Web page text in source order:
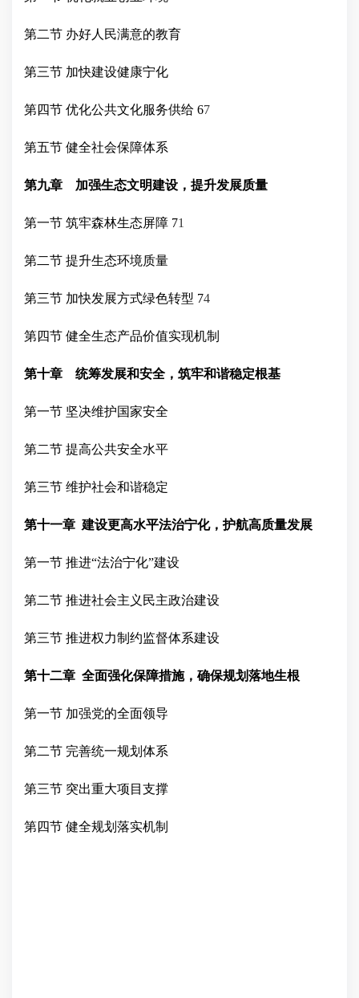
第二节 办好人民满意的教育
第三节 加快建设健康宁化
第四节 优化公共文化服务供给 67
第五节 健全社会保障体系
第九章 加强生态文明建设，提升发展质量
第一节 筑牢森林生态屏障 71
第二节 提升生态环境质量
第三节 加快发展方式绿色转型 74
第四节 健全生态产品价值实现机制
第十章 统筹发展和安全，筑牢和谐稳定根基
第一节 坚决维护国家安全
第二节 提高公共安全水平
第三节 维护社会和谐稳定
第十一章 建设更高水平法治宁化，护航高质量发展
第一节 推进“法治宁化”建设
第二节 推进社会主义民主政治建设
第三节 推进权力制约监督体系建设
第十二章 全面强化保障措施，确保规划落地生根
第一节 加强党的全面领导
第二节 完善统一规划体系
第三节 突出重大项目支撑
第四节 健全规划 落实机制